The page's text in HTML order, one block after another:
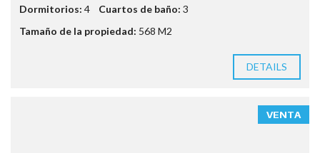
Dormitorios: 4 Cuartos de baño: 3
Tamaño de la propiedad: 568 M2
DETAILS
VENTA